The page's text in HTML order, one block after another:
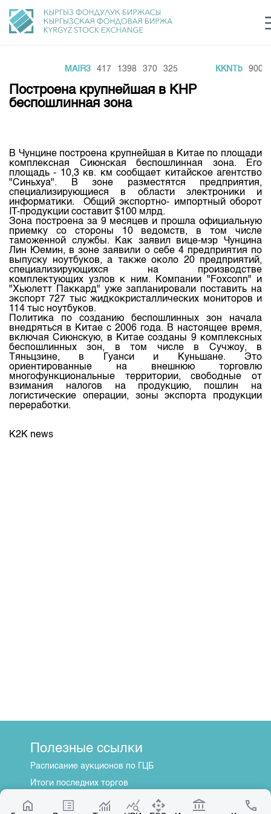
Финансовый рынок KG login
Общая информация
Акционеры
Руководство
Внутренний аудитор
Комитеты
Участники торгов
Наши партнеры
Cтратегия развития
Корпоративные документы
Контакты
Направления
Товарно-сырьевой сектор
Листинг
Центр раскрытия информации
Тарифы
Аналитика
Финансовый рынок KG
Пресс-клуб
25 лет ЗАО КФБ
Нормативная база
Биржевая деятельность
Депозитарная деятельность
Центр раскрытия информации
Статистика торгов
Итоги последних торгов
Архив торгов
Индекс и Капитализация
Котировки по ЦБ
Котировки по драг. металлам
Расписание аукционов по ГЦБ
Результаты аукционов ГЦБ
Объем ГЦБ в обращении
Результаты аукционов по депозитам
Учебный центр
Общая информация
План работы на год
MAIR3 417 1398 370 325 KKNTb 900
Построена крупнейшая в КНР
беспошлинная зона
В Чунцине построена крупнейшая в Китае по площади
комплексная Сиюнская беспошлинная зона. Его
площадь - 10,3 кв. км сообщает китайское агентство
"Синьхуа". В зоне разместятся предприятия,
специализирующиеся в области электроники и
информатики. Общий экспортно- импортный оборот
IT-продукции составит $100 млрд.
Зона построена за 9 месяцев и прошла официальную
приемку со стороны 10 ведомств, в том числе
таможенной службы. Как заявил вице-мэр Чунцина
Лин Юемин, в зоне заявили о себе 4 предприятия по
выпуску ноутбуков, а также около 20 предприятий,
специализирующихся на производстве
комплектующих узлов к ним. Компании "Foxconn" и
"Хьюлетт Паккард" уже запланировали поставить на
экспорт 727 тыс жидкокристаллических мониторов и
114 тыс ноутбуков.
Политика по созданию беспошлинных зон начала
внедряться в Китае с 2006 года. В настоящее время,
включая Сиюнскую, в Китае созданы 9 комплексных
беспошлинных зон, в том числе в Сучжоу, в
Тяньцзине, в Гуанси и Куньшане. Это
ориентированные на внешнюю торговлю
многофункциональные территории, свободные от
взимания налогов на продукцию, пошлин на
логистические операции, зоны экспорта продукции
переработки.
K2K news
Полезные ссылки
Расписание аукционов по ГЦБ
Итоги последних торгов
Котировки по ЦБ